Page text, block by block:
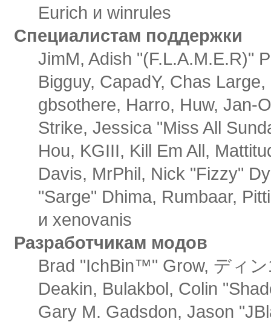
Eurich и winrules
Специалистам поддержки
JimM, Adish "(F.L.A.M.E.R)"
Bigguy, CapadY, Chas
gbsothere, Harro, Huw, Jan-
Strike, Jessica "Miss All
Hou, KGIII, Kill Em All,
Davis, MrPhil, Nick "Fizzy"
"Sarge" Dhima, Rumbaar,
и xenovanis
Разработчикам модов
Brad "IchBin™" Grow, ディ
Deakin, Bulakbol, Colin
Gary M. Gadsdon, Jason